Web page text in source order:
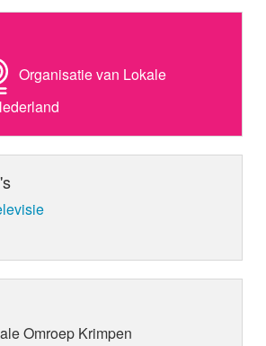
Organisatie van Lokale
Omroep Krimpen